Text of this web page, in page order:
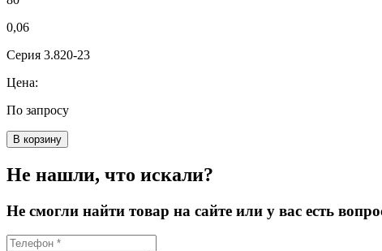
0,06
Серия 3.820-23
Цена:
По запросу
В корзину
Не нашли, что искали?
Не смогли найти товар на сайте или у вас есть